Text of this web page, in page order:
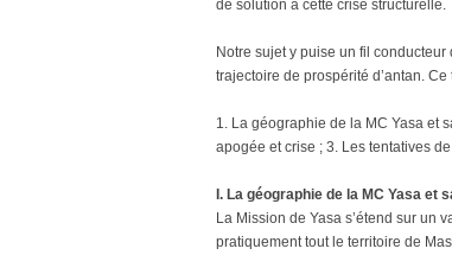
de solution à cette crise structurelle.
Notre sujet y puise un fil
trajectoire de prospérité d’antan.
1. La géographie de la MC Yasa et
apogée et crise ; 3. Les tentatives
I. La géographie de la MC Yasa
La Mission de Yasa s’étend sur un
pratiquement tout le territoire de